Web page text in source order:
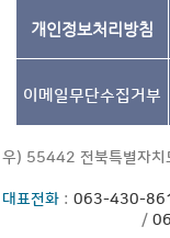
개인정보처리방침
이메일무단수집거부
우) 55442 전북특별자치
대표전화: 063-430-
/